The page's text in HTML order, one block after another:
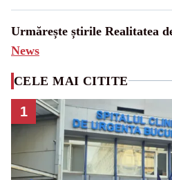
Urmărește știrile Realitatea
News
CELE MAI CITITE
1